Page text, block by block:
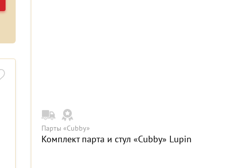
Парты «Cubby»
Комплект парта и стул «Cubby» Lupin